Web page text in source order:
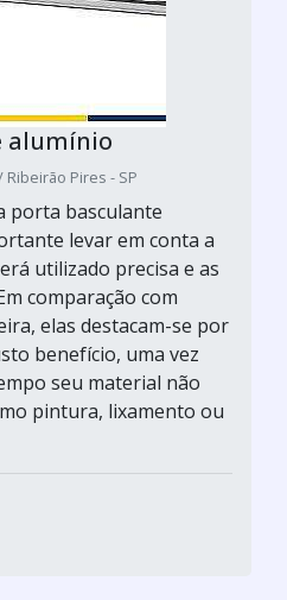
alumínio
Ribeirão Pires - SP
porta basculante
levar em conta a
utilizado precisa e as
comparação com
elas destacam-se por
benefício, uma vez
seu material não
pintura, lixamento ou